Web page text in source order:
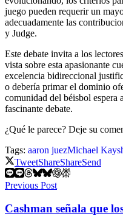
juego pueden requerir un
adecuadamente las
y Judge.
Este debate invita a los
vista sobre esta apasionante
excelencia bidireccional
o debería primar el dominio
comunidad del béisbol espera
fascinante debate.
¿Qué le parece? Deje su
Tags: aaron juezMichael Kay
TweetShareShareSend
Previous Post
Cashman señala que